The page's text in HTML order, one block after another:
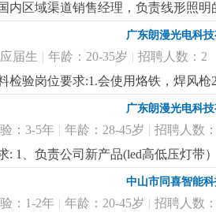
内区域渠道销售经理，负责线形照
关行业销售经验的优先录用，在其
力和主动性，抗压能力强，对工作
士加入。更详细...
广东朗漫光电科
届生 | 年龄：20-35岁 | 招聘人数：2
检验岗位要求:1.会使用烙铁，焊风
广东朗漫光电科
：3-5年 | 年龄：28-45岁 | 招聘人数
: 1、负责公司新产品(led高低压灯
成型）问题；3、负责技术资料的
发工作经验，对led灯带产品有丰富
内部结构、安装出线结构方式及相
中山市同喜智能
：1-2年 | 年龄：20-45岁 | 招聘人数